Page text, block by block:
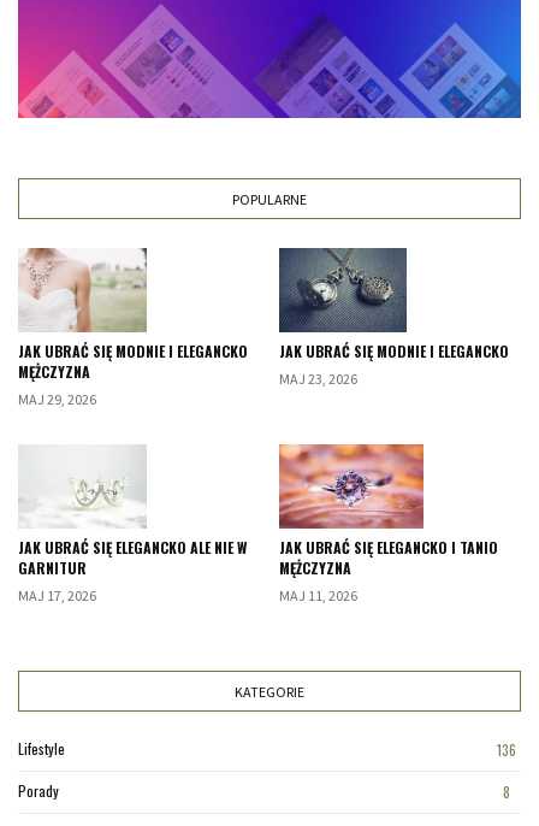
POPULARNE
JAK UBRAĆ SIĘ MODNIE I ELEGANCKO
MĘŻCZYZNA
MAJ 29, 2026
JAK UBRAĆ SIĘ MODNIE I ELEGANCKO
MAJ 23, 2026
JAK UBRAĆ SIĘ ELEGANCKO ALE NIE W
GARNITUR
MAJ 17, 2026
JAK UBRAĆ SIĘ ELEGANCKO I TANIO
MĘŻCZYZNA
MAJ 11, 2026
KATEGORIE
Lifestyle
136
Porady
8